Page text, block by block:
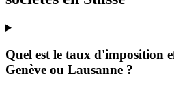
Quel est le taux d'imposition
Genève ou Lausanne ?